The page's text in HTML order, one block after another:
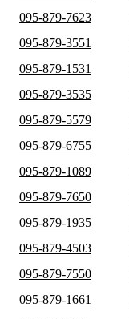
095-879-7623
095-879-3551
095-879-1531
095-879-3535
095-879-5579
095-879-6755
095-879-1089
095-879-7650
095-879-1935
095-879-4503
095-879-7550
095-879-1661